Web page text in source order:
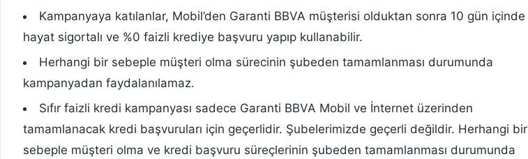
Kampanyaya katılanlar, Mobil’den Garanti BBVA müşterisi olduktan sonra 10 gün içinde
hayat sigortalı ve %0 faizli krediye başvuru yapıp kullanabilir.
Herhangi bir sebeple müşteri olma sürecinin şubeden tamamlanması durumunda
kampanyadan faydalanılamaz.
Sıfır faizli kredi kampanyası sadece Garanti BBVA Mobil ve İnternet üzerinden
tamamlanacak kredi başvuruları için geçerlidir. Şubelerimizde geçerli değildir. Herhangi bir
sebeple müşteri olma ve kredi başvuru süreçlerinin şubeden tamamlanması durumunda